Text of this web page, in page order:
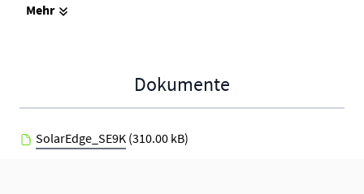
Produktgarantie
Mehr
Dokumente
SolarEdge_SE9K (310.00 kB)